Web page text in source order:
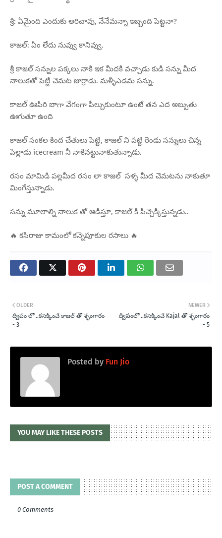
శ్రీ: ఏమైంది ఎందుకు అరిచావు, నేనేమన్నా ఇబ్బంది పెట్టనా?
కాజల్: ఏం లేదు నువ్వు కానివ్వు.
శ్రీ కాజల్ సన్నుల పక్కలు నాకి ఇక మీదకి వచ్చాడు కుడి సన్ను మీద
నాలుకతో పెట్టి చెమట జుర్రాడు. మళ్ళీఎడమ సన్ను.
కాజల్ ఊపిరి బాగా వేగంగా పీల్చుకుంటూ ఉంటే తన ఎద అబ్బుతు
ఊగుతూ ఉంది
కాజల్ సంకల కింద చేతులు పెట్టి, కాజల్ ని పట్టి రెండు సన్నులు చిన్న
పిల్లాడు icecream నీ నాకినట్టునాకుతున్నాడు.
రసం మామిడి పల్లమీద రసం లా కాజల్ సళ్ళ మీద చెమటను నాకుతూ
మింగేస్తున్నాడు.
సన్ను మూలాల్ని నాలుక తో ఆడిస్తూ, కాజల్ కి పిచ్చెక్కిస్తున్నడు..
🔥 కసిరాజు కామంలో కన్నెపూకుల రసాలు 🔥
NEWER
ద్వీపంలో ..కసెక్కించే Kajal తో శృంగారం
- 5
OLDER
ద్వీపం లో ..కసెక్కించే కాజల్ తో శృంగారం
- 3
Posted by Fun Jio
YOU MAY LIKE THESE POSTS
POST A COMMENT
0 Comments